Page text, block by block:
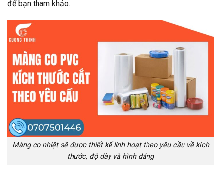
để bạn tham khảo.
Màng co nhiệt sẽ được thiết kế linh hoạt theo yêu cầu về kích
thước, độ dày và hình dáng